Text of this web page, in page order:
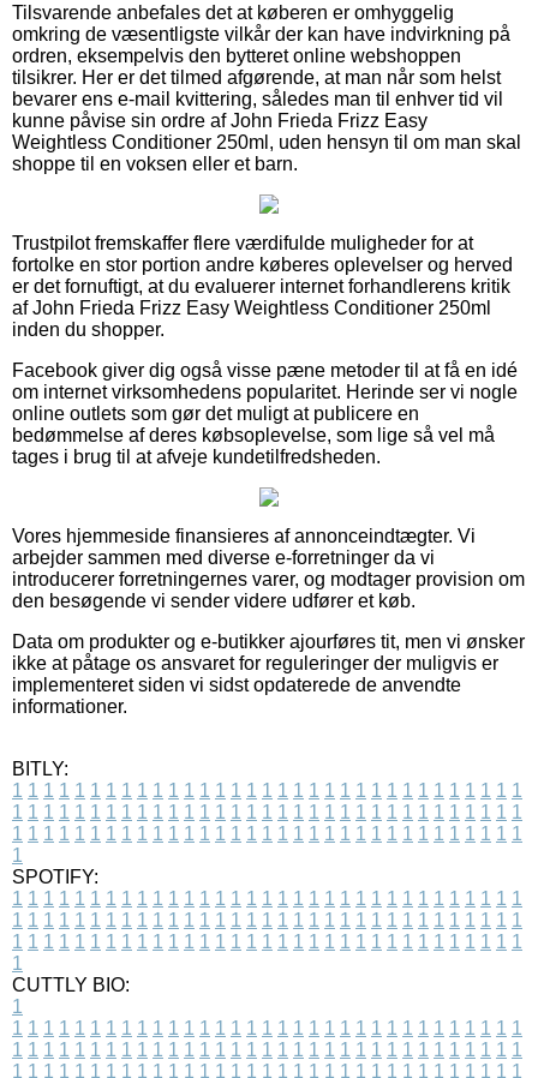
Tilsvarende anbefales det at køberen er omhyggelig
omkring de væsentligste vilkår der kan have indvirkning på
ordren, eksempelvis den bytteret online webshoppen
tilsikrer. Her er det tilmed afgørende, at man når som helst
bevarer ens e-mail kvittering, således man til enhver tid vil
kunne påvise sin ordre af John Frieda Frizz Easy
Weightless Conditioner 250ml, uden hensyn til om man skal
shoppe til en voksen eller et barn.
Trustpilot fremskaffer flere værdifulde muligheder for at
fortolke en stor portion andre køberes oplevelser og herved
er det fornuftigt, at du evaluerer internet forhandlerens kritik
af John Frieda Frizz Easy Weightless Conditioner 250ml
inden du shopper.
Facebook giver dig også visse pæne metoder til at få en idé
om internet virksomhedens popularitet. Herinde ser vi nogle
online outlets som gør det muligt at publicere en
bedømmelse af deres købsoplevelse, som lige så vel må
tages i brug til at afveje kundetilfredsheden.
Vores hjemmeside finansieres af annonceindtægter. Vi
arbejder sammen med diverse e-forretninger da vi
introducerer forretningernes varer, og modtager provision om
den besøgende vi sender videre udfører et køb.
Data om produkter og e-butikker ajourføres tit, men vi ønsker
ikke at påtage os ansvaret for reguleringer der muligvis er
implementeret siden vi sidst opdaterede de anvendte
informationer.
BITLY:
1 1 1 1 1 1 1 1 1 1 1 1 1 1 1 1 1 1 1 1 1 1 1 1 1 1 1 1 1 1 1 1 1
1 1 1 1 1 1 1 1 1 1 1 1 1 1 1 1 1 1 1 1 1 1 1 1 1 1 1 1 1 1 1 1 1
1 1 1 1 1 1 1 1 1 1 1 1 1 1 1 1 1 1 1 1 1 1 1 1 1 1 1 1 1 1 1 1 1
1
SPOTIFY:
1 1 1 1 1 1 1 1 1 1 1 1 1 1 1 1 1 1 1 1 1 1 1 1 1 1 1 1 1 1 1 1 1
1 1 1 1 1 1 1 1 1 1 1 1 1 1 1 1 1 1 1 1 1 1 1 1 1 1 1 1 1 1 1 1 1
1 1 1 1 1 1 1 1 1 1 1 1 1 1 1 1 1 1 1 1 1 1 1 1 1 1 1 1 1 1 1 1 1
1
CUTTLY BIO:
1
1 1 1 1 1 1 1 1 1 1 1 1 1 1 1 1 1 1 1 1 1 1 1 1 1 1 1 1 1 1 1 1 1
1 1 1 1 1 1 1 1 1 1 1 1 1 1 1 1 1 1 1 1 1 1 1 1 1 1 1 1 1 1 1 1 1
1 1 1 1 1 1 1 1 1 1 1 1 1 1 1 1 1 1 1 1 1 1 1 1 1 1 1 1 1 1 1 1 1